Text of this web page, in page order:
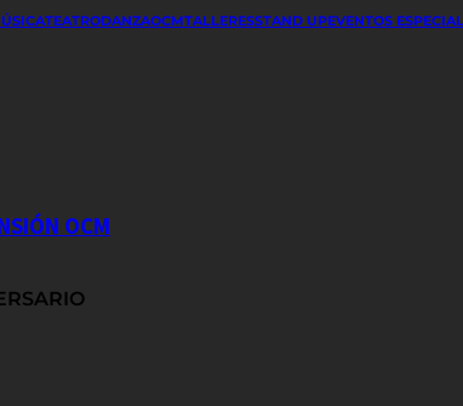
TEATRODANZAOCMTALLERESSTAND UPEVENTOS
OCM